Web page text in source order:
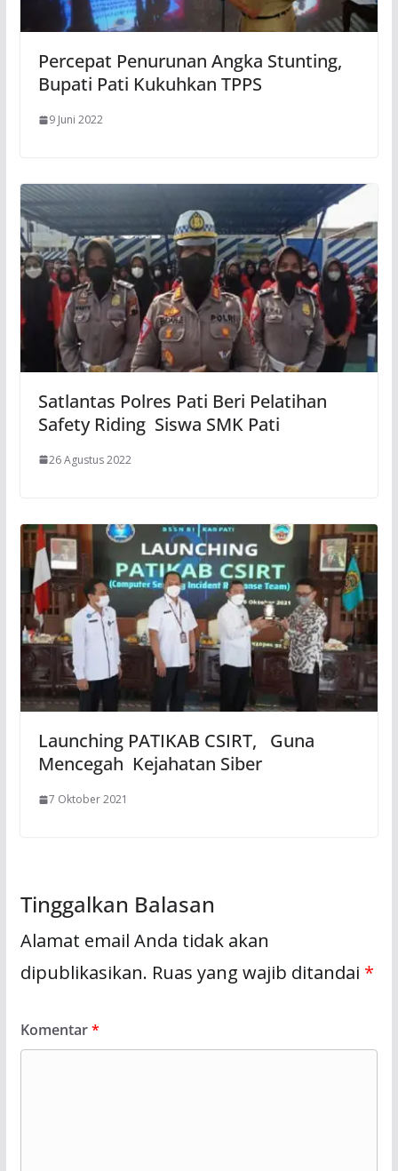
Percepat Penurunan Angka Stunting,
Bupati Pati Kukuhkan TPPS
9 Juni 2022
Satlantas Polres Pati Beri Pelatihan
Safety Riding Siswa SMK Pati
26 Agustus 2022
Launching PATIKAB CSIRT, Guna
Mencegah Kejahatan Siber
7 Oktober 2021
Tinggalkan Balasan
Alamat email Anda tidak akan
dipublikasikan. Ruas yang wajib ditandai *
Komentar*